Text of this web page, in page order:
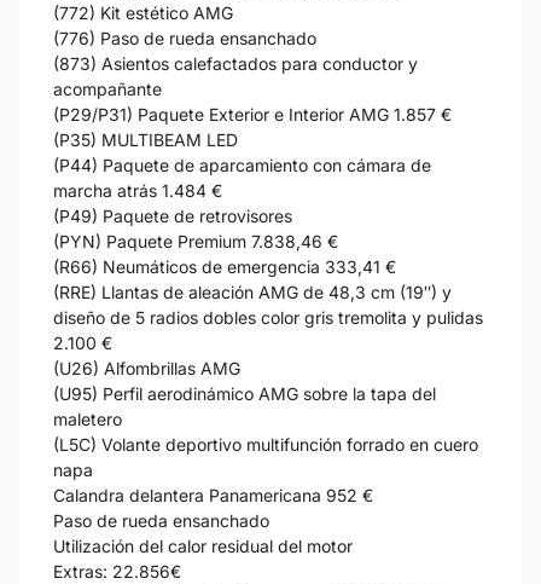
(772) Kit estético AMG
(776) Paso de rueda ensanchado
(873) Asientos calefactados para conductor y
acompañante
(P29/P31) Paquete Exterior e Interior AMG 1.857 €
(P35) MULTIBEAM LED
(P44) Paquete de aparcamiento con cámara de
marcha atrás 1.484 €
(P49) Paquete de retrovisores
(PYN) Paquete Premium 7.838,46 €
(R66) Neumáticos de emergencia 333,41 €
(RRE) Llantas de aleación AMG de 48,3 cm (19″) y
diseño de 5 radios dobles color gris tremolita y pulidas
2.100 €
(U26) Alfombrillas AMG
(U95) Perfil aerodinámico AMG sobre la tapa del
maletero
(L5C) Volante deportivo multifunción forrado en cuero
napa
Calandra delantera Panamericana 952 €
Paso de rueda ensanchado
Utilización del calor residual del motor
Extras: 22.856€